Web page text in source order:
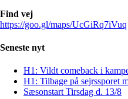
Find vej
https://goo.gl/maps/UcGiRq7iVuq
Seneste nyt
H1: Vildt comeback i
H1: Tilbage på sejrssporet
Sæsonstart Tirsdag d. 13/8